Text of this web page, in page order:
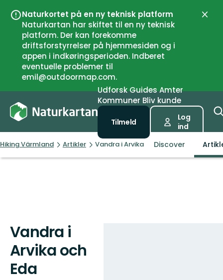
Naturkortet på en ny teknisk platform
Naturkartan har skiftet til en ny teknisk
platform. Der kan forekomme
driftsforstyrrelser på hjemmesiden og i
appen i indkøringsperioden. Indberet
eventuelle problemer til
emil@outdoormap.com.
Luk
UdforskGuidesAmter
Kommuner Bliv kunde
Tilmeld
Log
ind
Hiking Värmland Artikler Vandra i Arvika och Eda
Discover
Vandra i
Arvika och
Eda